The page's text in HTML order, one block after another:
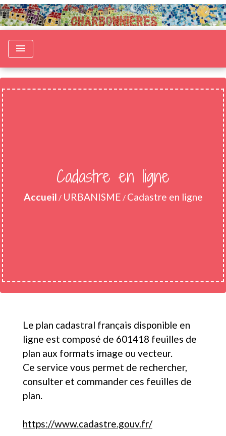
menu
Cadastre en ligne
Accueil / URBANISME / Cadastre en ligne
Le plan cadastral français disponible en
ligne est composé de 601418 feuilles de
plan aux formats image ou vecteur.
Ce service vous permet de rechercher,
consulter et commander ces feuilles de
plan.
https://www.cadastre.gouv.fr/